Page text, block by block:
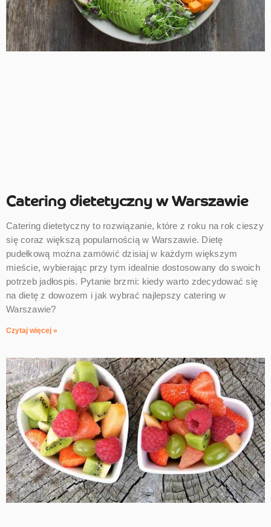
Catering dietetyczny w Warszawie
Catering dietetyczny to rozwiązanie, które z roku na rok cieszy
się coraz większą popularnością w Warszawie. Dietę
pudełkową można zamówić dzisiaj w każdym większym
mieście, wybierając przy tym idealnie dostosowany do swoich
potrzeb jadłospis. Pytanie brzmi: kiedy warto zdecydować się
na dietę z dowozem i jak wybrać najlepszy catering w
Warszawie?
Czytaj więcej »